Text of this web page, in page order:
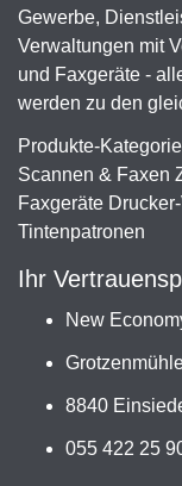
Gewerbe,
Verwaltungen mit
und Faxgeräte -
werden zu den
Produkte-
Scannen & Faxen
Faxgeräte
Tintenpatronen
Ihr
New
8840
055 422 25